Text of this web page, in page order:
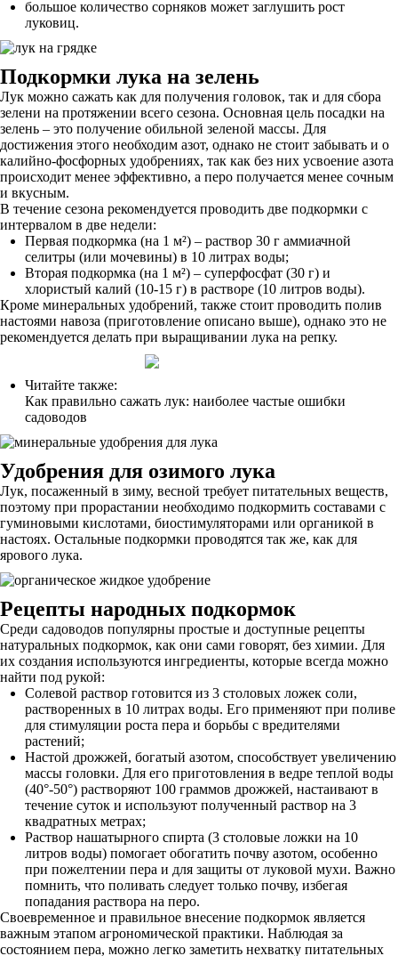
большое количество сорняков может заглушить рост
луковиц.
Подкормки лука на зелень
Лук можно сажать как для получения головок, так и для сбора
зелени на протяжении всего сезона. Основная цель посадки на
зелень – это получение обильной зеленой массы. Для
достижения этого необходим азот, однако не стоит забывать и о
калийно-фосфорных удобрениях, так как без них усвоение азота
происходит менее эффективно, а перо получается менее сочным
и вкусным.
В течение сезона рекомендуется проводить две подкормки с
интервалом в две недели:
Первая подкормка (на 1 м²) – раствор 30 г аммиачной
селитры (или мочевины) в 10 литрах воды;
Вторая подкормка (на 1 м²) – суперфосфат (30 г) и
хлористый калий (10-15 г) в растворе (10 литров воды).
Кроме минеральных удобрений, также стоит проводить полив
настоями навоза (приготовление описано выше), однако это не
рекомендуется делать при выращивании лука на репку.
Читайте также:
Как правильно сажать лук: наиболее частые ошибки
садоводов
Удобрения для озимого лука
Лук, посаженный в зиму, весной требует питательных веществ,
поэтому при прорастании необходимо подкормить составами с
гуминовыми кислотами, биостимуляторами или органикой в
настоях. Остальные подкормки проводятся так же, как для
ярового лука.
Рецепты народных подкормок
Среди садоводов популярны простые и доступные рецепты
натуральных подкормок, как они сами говорят, без химии. Для
их создания используются ингредиенты, которые всегда можно
найти под рукой:
Солевой раствор готовится из 3 столовых ложек соли,
растворенных в 10 литрах воды. Его применяют при поливе
для стимуляции роста пера и борьбы с вредителями
растений;
Настой дрожжей, богатый азотом, способствует увеличению
массы головки. Для его приготовления в ведре теплой воды
(40°-50°) растворяют 100 граммов дрожжей, настаивают в
течение суток и используют полученный раствор на 3
квадратных метрах;
Раствор нашатырного спирта (3 столовые ложки на 10
литров воды) помогает обогатить почву азотом, особенно
при пожелтении пера и для защиты от луковой мухи. Важно
помнить, что поливать следует только почву, избегая
попадания раствора на перо.
Своевременное и правильное внесение подкормок является
важным этапом агрономической практики. Наблюдая за
состоянием пера, можно легко заметить нехватку питательных